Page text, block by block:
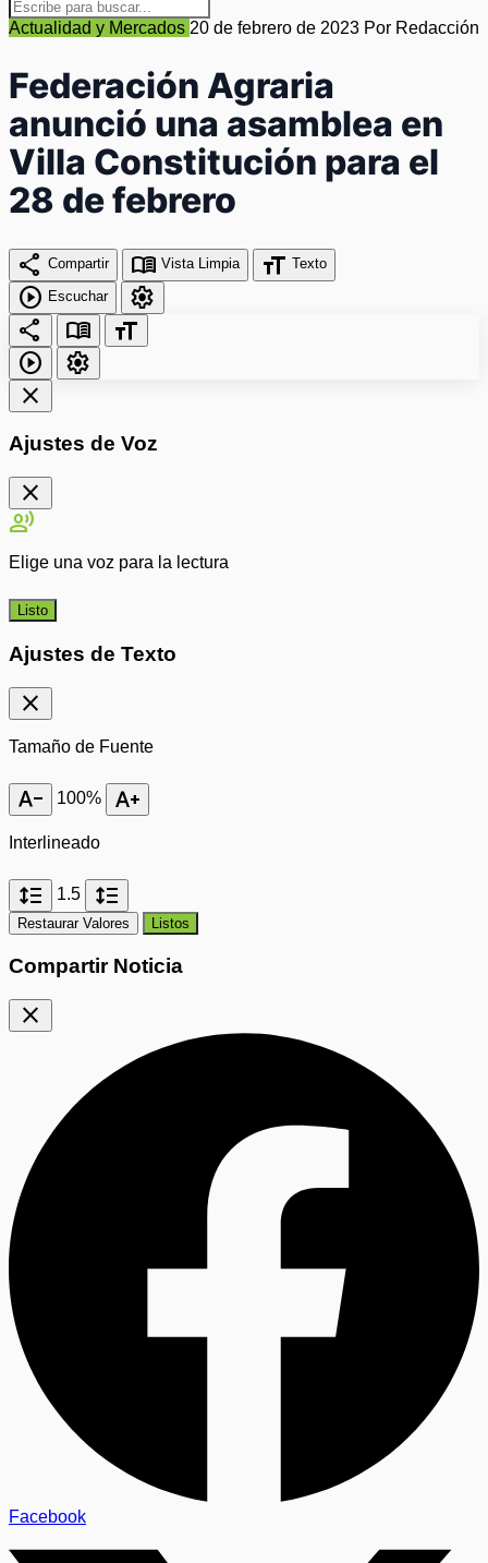
Actualidad y Mercados 20 de febrero de 2023 Por Redacción
Federación Agraria
anunció una asamblea en
Villa Constitución para el
28 de febrero
share Compartir menu_book Vista Limpia format_size Texto
play_circle Escuchar
settings
share
menu_book
format_size
play_circle
settings
close
Ajustes de Voz
close
record_voice_over
Elige una voz para la lectura
Listo
Ajustes de Texto
close
Tamaño de Fuente
text_decrease 100% text_increase
Interlineado
format_line_spacing 1.5 format_line_spacing
Restaurar Valores Listos
Compartir Noticia
close
Facebook